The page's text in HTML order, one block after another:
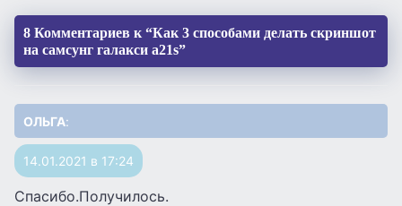
8 Комментариев к “Как 3 способами делать скриншот
на самсунг галакси а21s”
ОЛЬГА:
14.01.2021 в 17:24
Спасибо.Получилось.